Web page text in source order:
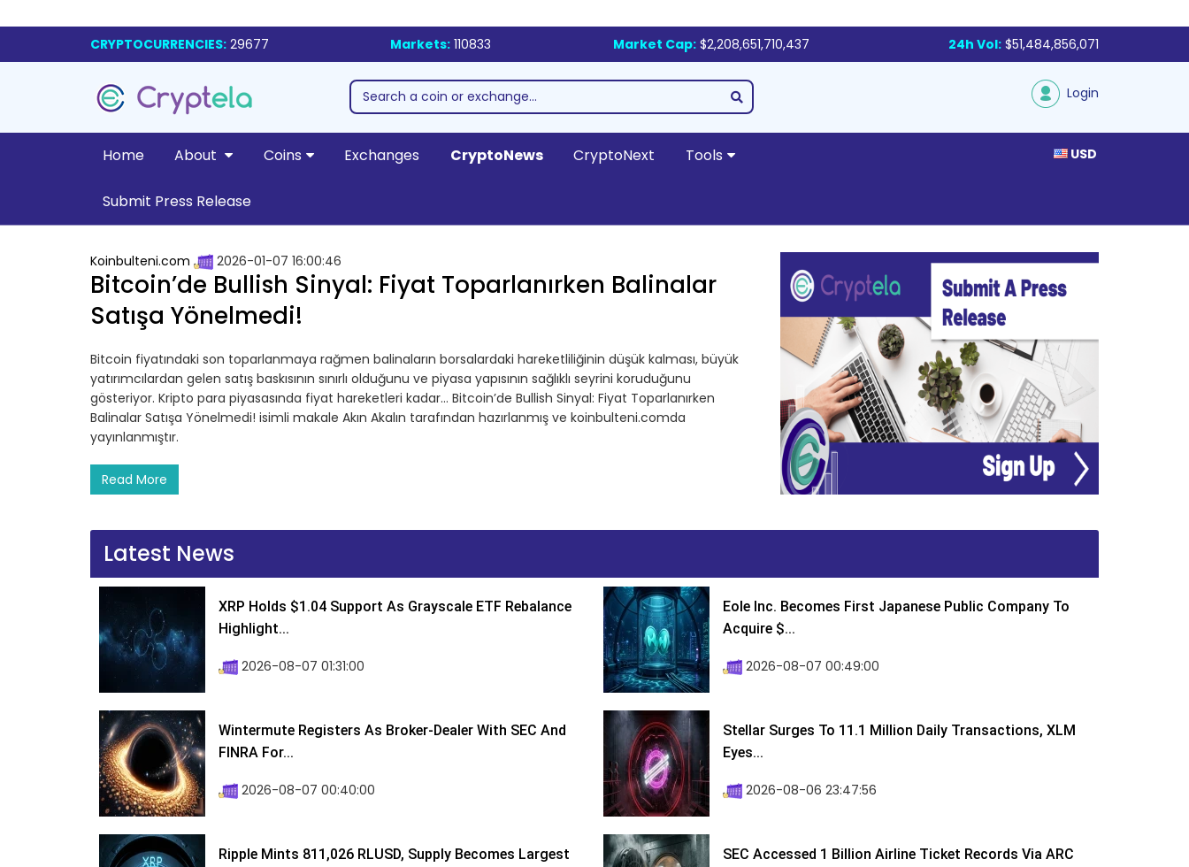
CRYPTOCURRENCIES: 29677 Markets: 110833 Market Cap: $2,208,651,710,437 24h Vol: $51,484,856,071
Login
Home About Coins Exchanges CryptoNews CryptoNext Tools
Submit Press Release
USD
Koinbulteni.com 2026-01-07 16:00:46
Bitcoin’de Bullish Sinyal: Fiyat Toparlanırken Balinalar
Satışa Yönelmedi!
Bitcoin fiyatındaki son toparlanmaya rağmen balinaların borsalardaki hareketliliğinin düşük kalması, büyük
yatırımcılardan gelen satış baskısının sınırlı olduğunu ve piyasa yapısının sağlıklı seyrini koruduğunu
gösteriyor. Kripto para piyasasında fiyat hareketleri kadar… Bitcoin’de Bullish Sinyal: Fiyat Toparlanırken
Balinalar Satışa Yönelmedi! isimli makale Akın Akalın tarafından hazırlanmış ve koinbulteni.comda
yayınlanmıştır.
Read More
Latest News
XRP Holds $1.04 Support As Grayscale ETF Rebalance
Highlight...
2026-08-07 01:31:00
Eole Inc. Becomes First Japanese Public Company To
Acquire $...
2026-08-07 00:49:00
Wintermute Registers As Broker-Dealer With SEC And
FINRA For...
2026-08-07 00:40:00
Stellar Surges To 11.1 Million Daily Transactions, XLM
Eyes...
2026-08-06 23:47:56
Ripple Mints 811,026 RLUSD, Supply Becomes Largest
SEC Accessed 1 Billion Airline Ticket Records Via ARC